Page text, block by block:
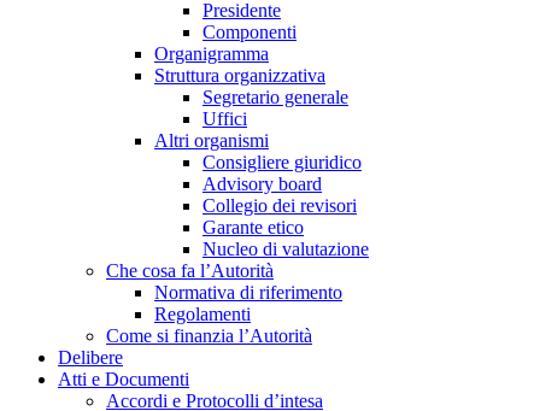
Presidente
Componenti
Organigramma
Struttura organizzativa
Segretario generale
Uffici
Altri organismi
Consigliere giuridico
Advisory board
Collegio dei revisori
Garante etico
Nucleo di valutazione
Che cosa fa l’Autorità
Normativa di riferimento
Regolamenti
Come si finanzia l’Autorità
Delibere
Atti e Documenti
Accordi e Protocolli d’intesa